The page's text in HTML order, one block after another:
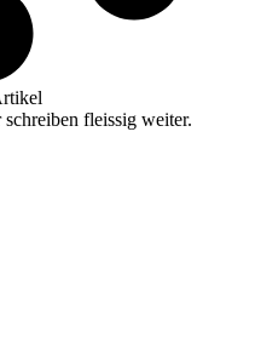
fleissig weiter.